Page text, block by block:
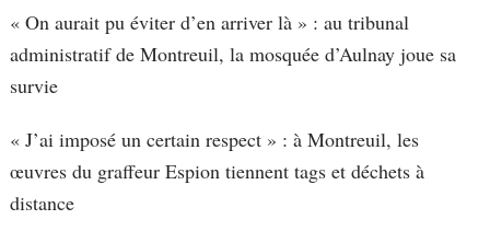
« On aurait pu éviter d’en arriver là » : au tribunal
administratif de Montreuil, la mosquée d’Aulnay joue sa
survie
« J’ai imposé un certain respect » : à Montreuil, les
œuvres du graffeur Espion tiennent tags et déchets à
distance